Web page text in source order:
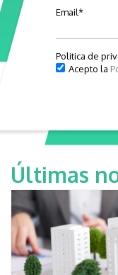
Email*
Politica de
Acepto la
Últimas